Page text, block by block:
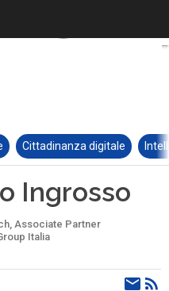
Cittadinanza digitale
Ingrosso
Associate Partner
Italia